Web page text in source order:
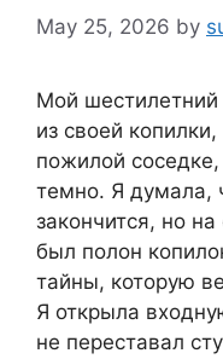
May 25, 2026 by
Мой
из своей
пожилой
темно. Я думала,
закончится, но
был полон
тайны, которую
Я открыла
не переставал